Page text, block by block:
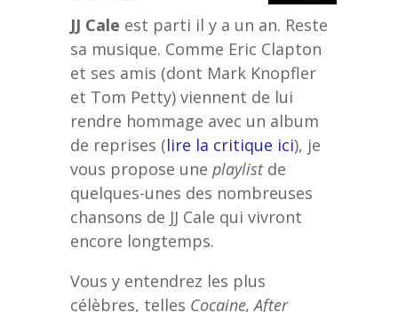
JJ Cale est parti il y a un an. Reste
sa musique. Comme Eric Clapton
et ses amis (dont Mark Knopfler
et Tom Petty) viennent de lui
rendre hommage avec un album
de reprises (lire la critique ici), je
vous propose une playlistde
quelques-unes des nombreuses
chansons de JJ Cale qui vivront
encore longtemps.
Vous y entendrez les plus
célèbres, telles Cocaine, After